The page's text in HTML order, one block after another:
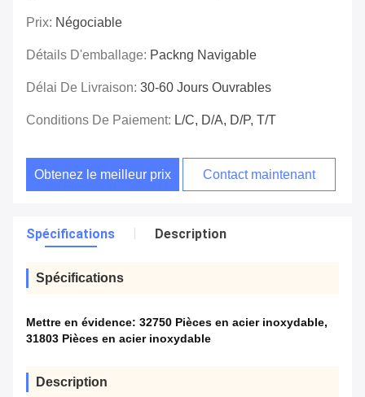
Prix: Négociable
Détails D'emballage: Packng Navigable
Délai De Livraison: 30-60 Jours Ouvrables
Conditions De Paiement: L/C, D/A, D/P, T/T
Obtenez le meilleur prix Contact maintenant
Spécifications Description
Spécifications
Mettre en évidence: 32750 Pièces en acier inoxydable,
31803 Pièces en acier inoxydable
Description